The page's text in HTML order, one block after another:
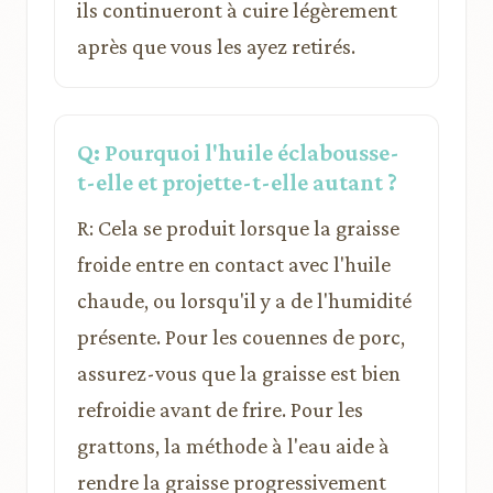
ils continueront à cuire légèrement
après que vous les ayez retirés.
Q: Pourquoi l'huile éclabousse-
t-elle et projette-t-elle autant ?
R: Cela se produit lorsque la graisse
froide entre en contact avec l'huile
chaude, ou lorsqu'il y a de l'humidité
présente. Pour les couennes de porc,
assurez-vous que la graisse est bien
refroidie avant de frire. Pour les
grattons, la méthode à l'eau aide à
rendre la graisse progressivement